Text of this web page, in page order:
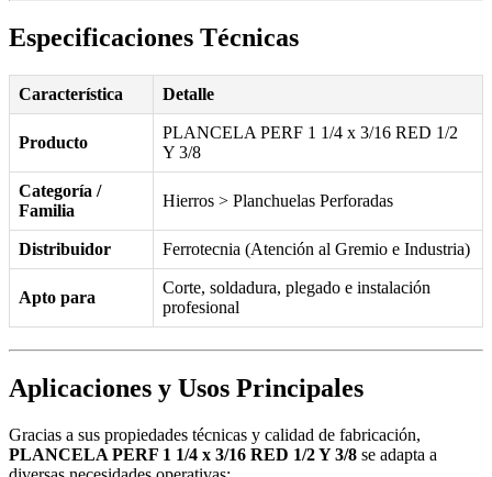
Especificaciones Técnicas
Característica Detalle
Producto
PLANCELA PERF 1 1/4 x 3/16 RED 1/2
Y 3/8
Categoría /
Familia
Hierros > Planchuelas Perforadas
Distribuidor Ferrotecnia (Atención al Gremio e Industria)
Apto para
Corte, soldadura, plegado e instalación
profesional
Aplicaciones y Usos Principales
Gracias a sus propiedades técnicas y calidad de fabricación,
PLANCELA PERF 1 1/4 x 3/16 RED 1/2 Y 3/8 se adapta a